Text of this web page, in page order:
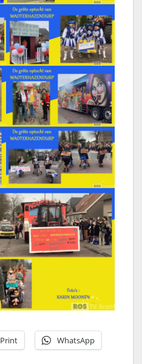
Print WhatsApp